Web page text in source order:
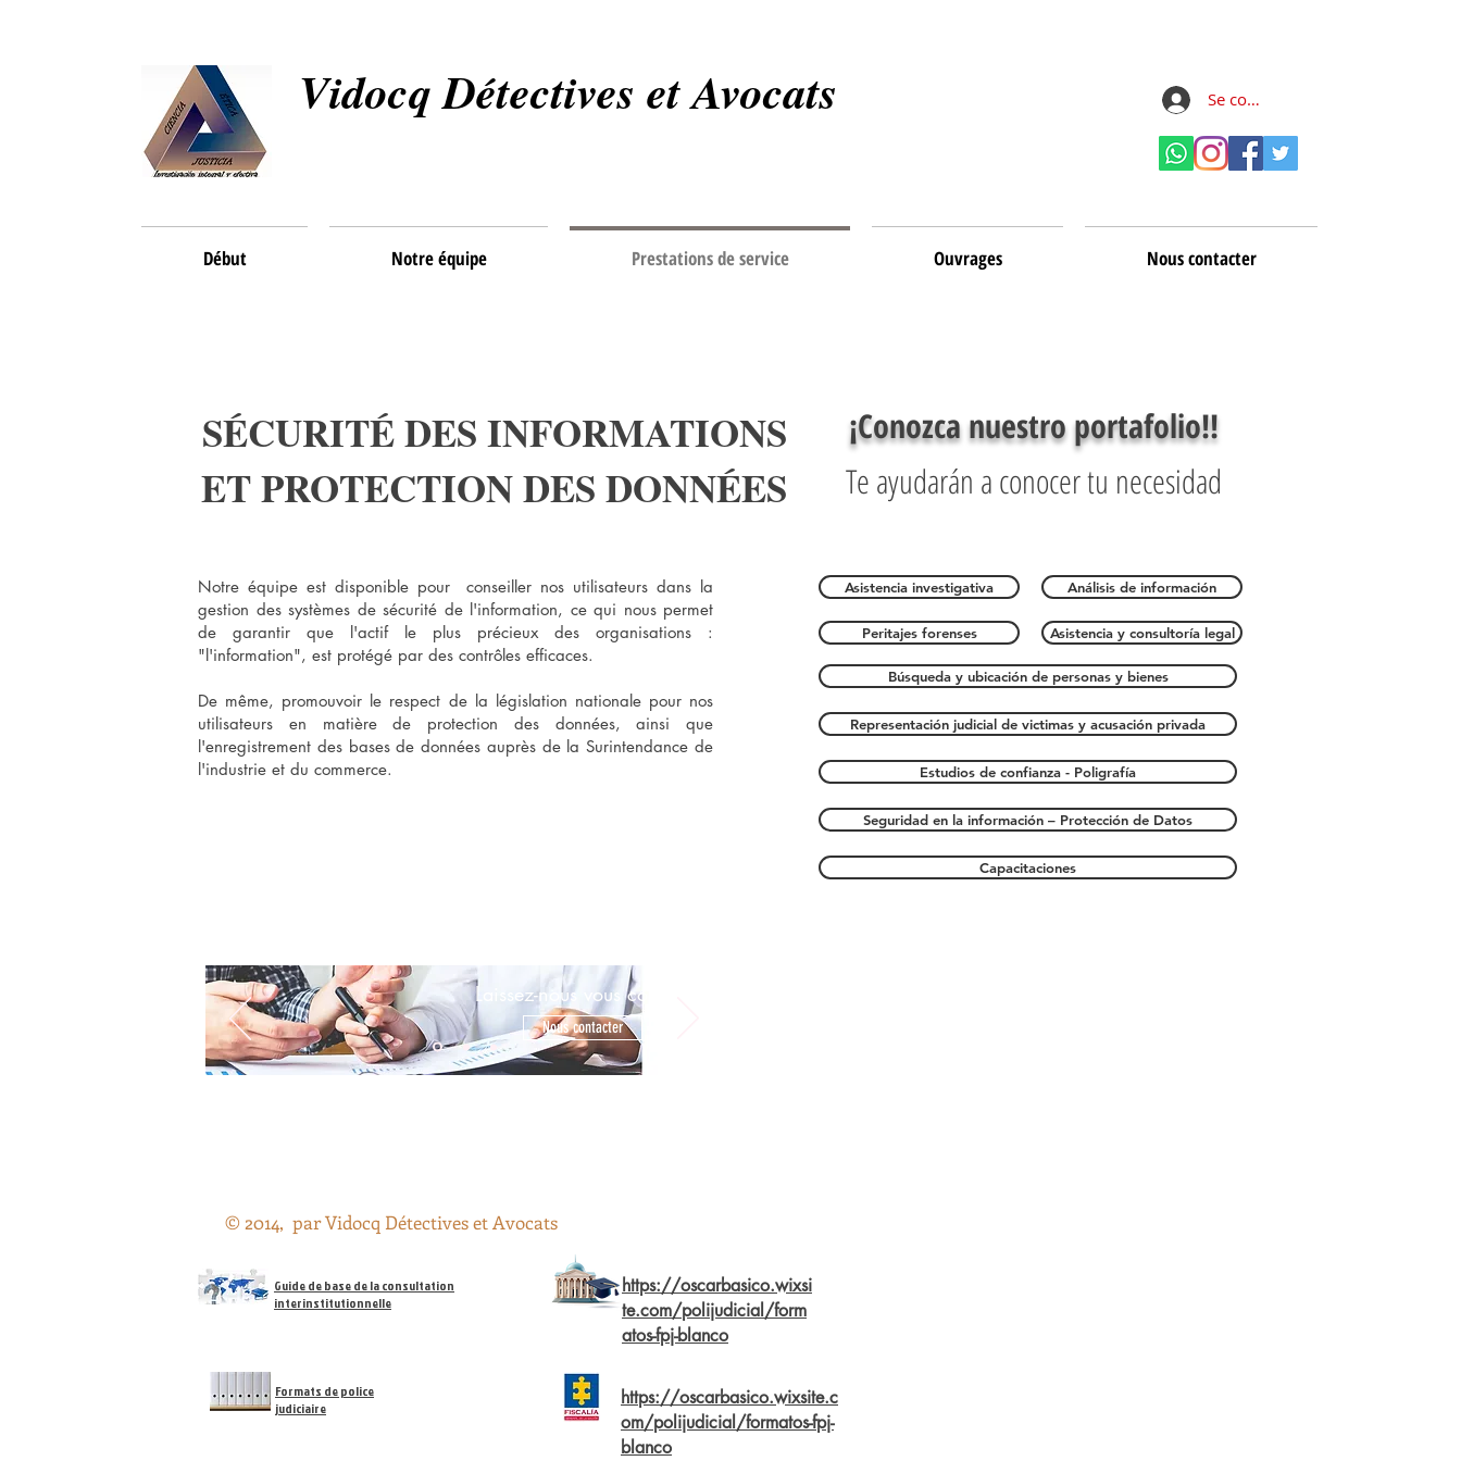
Se connecter
Début Notre équipe Prestations de service Ouvrages Nous contacter
Vidocq Détectives et Avocats
SÉCURITÉ DES INFORMATIONS
ET PROTECTION DES DONNÉES
Notre équipe est disponible pour
conseiller nos utilisateurs dans la
gestion des systèmes de sécurité de l'information, ce qui nous permet
de garantir que l'actif le plus précieux des organisations :
"l'information", est protégé par des contrôles efficaces.
De même, promouvoir le respect de la législation nationale pour nos
utilisateurs en matière de protection des données, ainsi que
l'enregistrement des bases de données auprès de la Surintendance de
l'industrie et du commerce.
¡Conozca nuestro portafolio!!
​Te ayudarán a conocer tu necesidad
Asistencia investigativa Análisis de información
Peritajes forenses Asistencia y consultoría legal
Búsqueda y ubicación de personas y bienes
Representación judicial de victimas y acusación privada
Estudios de confianza - Poligrafía
Seguridad en la información – Protección de Datos
Capacitaciones
Laissez-nous vous conseiller
Nous contacter
© 2014, par Vidocq Détectives et Avocats
Guide de base de la consultation
interinstitutionnelle
Formats de police
judiciaire
https://oscarbasico.wixsi
te.com/polijudicial/form
atos-fpj-blanco
https://oscarbasico.wixsite.c
om/polijudicial/formatos-fpj-
blanco